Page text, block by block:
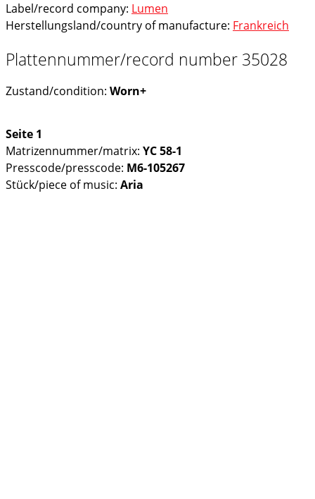
Label/record company: Lumen
Herstellungsland/country of manufacture: Frankreich
Plattennummer/record number 35028
Zustand/condition: Worn+
Seite 1
Matrizennummer/matrix: YC 58-1
Presscode/presscode: M6-105267
Stück/piece of music: Aria